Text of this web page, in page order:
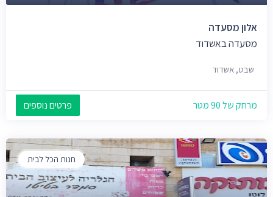
אלון מסעדה
מסעדה באשדוד
שבט, אשדוד
מרחק של 90 מטר פרטים נוספים
חנות הכל לבית